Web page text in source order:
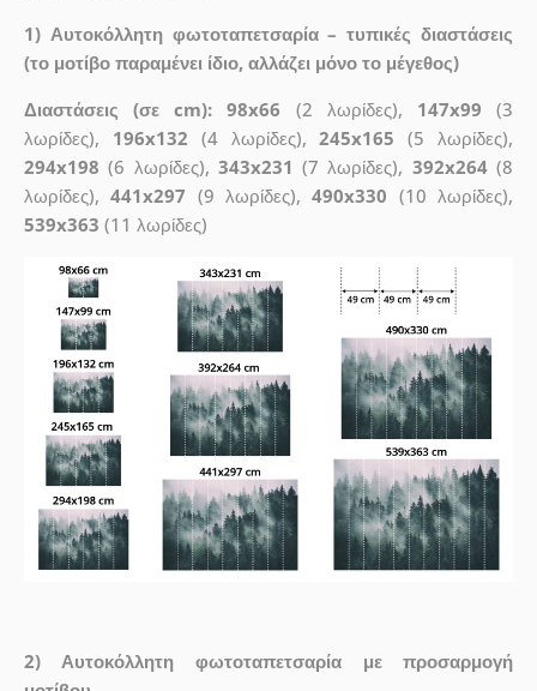
1) Αυτοκόλλητη φωτοταπετσαρία – τυπικές διαστάσεις
(το μοτίβο παραμένει ίδιο, αλλάζει μόνο το μέγεθος)
Διαστάσεις (σε cm): 98x66 (2 λωρίδες), 147x99 (3
λωρίδες), 196x132 (4 λωρίδες),245x165 (5 λωρίδες),
294x198 (6 λωρίδες), 343x231 (7 λωρίδες), 392x264(8
λωρίδες),441x297 (9 λωρίδες),490x330 (10 λωρίδες),
539x363 (11 λωρίδες)
2) Αυτοκόλλητη φωτοταπετσαρία με προσαρμογή